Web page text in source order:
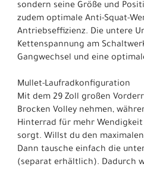
sondern seine Größe und
zudem optimale Anti-Squat-
Antriebseffizienz. Die untere
Kettenspannung am
Gangwechsel und eine
Mullet-Laufradkonfiguration
Mit dem 29 Zoll großen
Brocken Volley nehmen,
Hinterrad für mehr
sorgt. Willst du den maximalen
Dann tausche einfach die
(separat erhältlich). Dadurch